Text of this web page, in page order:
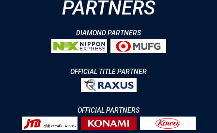
PARTNERS
DIAMOND PARTNERS
OFFICIAL TITLE PARTNER
OFFICIAL PARTNERS